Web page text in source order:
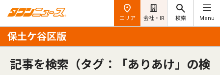
エリア 会社・IR 検索 Menu
保土ケ谷区版
記事を検索（タグ：「ありあけ」の検